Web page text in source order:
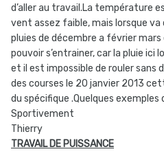
d’aller au travail.La température
vent assez faible, mais lorsque va
pluies de décembre a février mars
pouvoir s’entrainer, car la pluie
et il est impossible de rouler sans
des courses le 20 janvier 2013
du spécifique .Quelques exemples
Sportivement
Thierry
TRAVAIL DE PUISSANCE